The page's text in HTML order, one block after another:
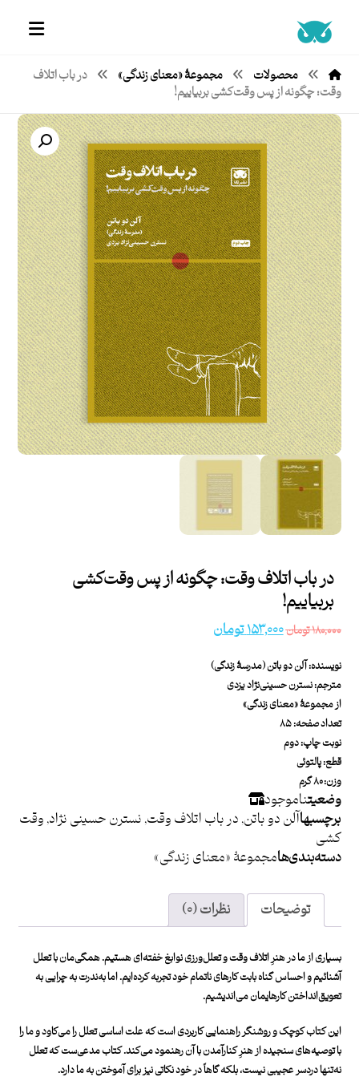
محصولات مجموعۀ «معنای زندگی»
در باب اتلاف
وقت: چگونه از پس وقت‌کشی بربیاییم!
در باب اتلاف وقت: چگونه از پس وقت‌کشی
بربیاییم!
۱۸۰,۰۰۰تومان۱۵۳,۰۰۰تومان
نویسنده: آلن دو باتن (مدرسۀ زندگی)
مترجم: نسترن حسینی‌نژاد یزدی
از مجموعۀ«معنای زندگی»
تعداد صفحه: ۸۵
نوبت چاپ: دوم
قطع: پالتوئی
وزن: ۸۰ گرم
وضعیتناموجود
برچسبهاآلن دو باتن,در باب اتلاف وقت,نسترن حسینی نژاد,وقت
کشی
دسته بندی هامجموعۀ «معنای زندگی»
توضیحات نظرات (۰)
بسیاری از ما در هنرِ اتلاف وقت و تعلل‌ورزی نوابغ خفته‌ای هستیم. همگی‌مان با تعلل
آشنائیم و احساس گناه بابت کارهای ناتمام خود تجربه کرده‌ایم. اما به‌ندرت به چرایی به
تعویق‌انداختن کارهایمان می‌اندیشیم.
این کتاب کوچک و روشنگر راهنمایی کاربردی است که علت اساسی تعلل را می‌کاود و ما را
با توصیه‌های سنجیده از هنرِ کنارآمدن با آن رهنمود می‌کند. کتاب مدعی‌ست که تعلل
نه‌تنها دردسر عجیبی نیست، بلکه گاهاً در خود نکاتی نیز برای آموختن به ما دارد.